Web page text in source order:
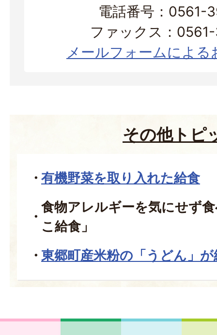
電話番号：0561-
ファックス：
メールフォームによる
その他トピ
有機野菜を取り入れた給食
食物アレルギーを気にせず
こ給食」
東郷町産米粉の「うどん」